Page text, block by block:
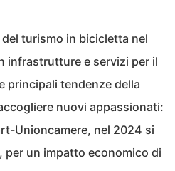
del turismo in bicicletta nel
infrastrutture e servizi per il
principali tendenze della
nuovi appassionati:
Unioncamere, nel 2024 si
un impatto economico di